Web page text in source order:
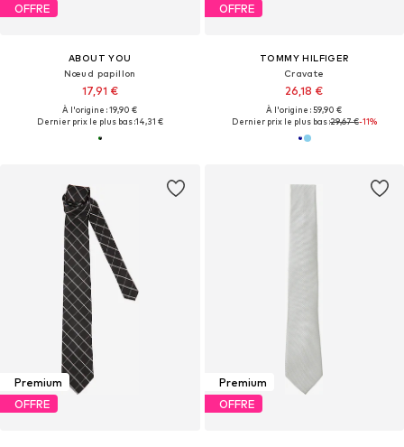
OFFRE
ABOUT YOU
Nœud papillon
17,91 €
À l'origine : 19,90 €
Dernier prix le plus bas :14,31 €
OFFRE
TOMMY HILFIGER
Cravate
26,18 €
À l'origine : 59,90 €
Dernier prix le plus bas :29,67 €-11%
Premium
OFFRE
Premium
OFFRE